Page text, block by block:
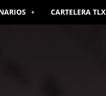
CARTELERA TLX